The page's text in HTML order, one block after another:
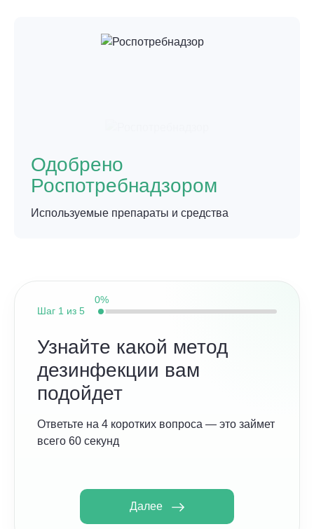
Одобрено
Роспотребнадзором
Используемые препараты и средства
Шаг 1 из 5
0%
Узнайте какой метод
дезинфекции вам
подойдет
Ответьте на 4 коротких вопроса — это займет
всего 60 секунд
Далее